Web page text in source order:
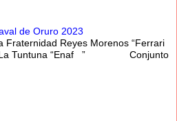
de Oruro 2023
Fraternidad Reyes Morenos “Ferrari
La Tuntuna “Enaf ” Conjunto